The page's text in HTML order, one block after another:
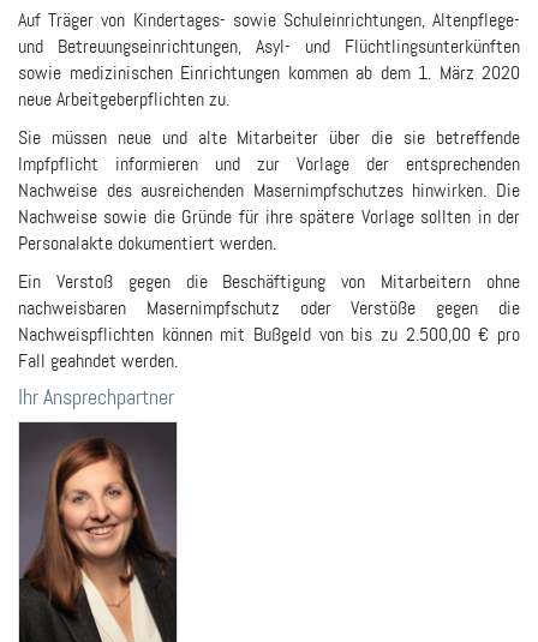
Auf Träger von Kindertages- sowie Schuleinrichtungen, Altenpflege-
und Betreuungseinrichtungen, Asyl- und Flüchtlingsunterkünften
sowie medizinischen Einrichtungen kommen ab dem 1. März 2020
neue Arbeitgeberpflichten zu.
Sie müssen neue und alte Mitarbeiter über die sie betreffende
Impfpflicht informieren und zur Vorlage der entsprechenden
Nachweise des ausreichenden Masernimpfschutzes hinwirken. Die
Nachweise sowie die Gründe für ihre spätere Vorlage sollten in der
Personalakte dokumentiert werden.
Ein Verstoß gegen die Beschäftigung von Mitarbeitern ohne
nachweisbaren Masernimpfschutz oder Verstöße gegen die
Nachweispflichten können mit Bußgeld von bis zu 2.500,00 € pro
Fall geahndet werden.
Ihr Ansprechpartner